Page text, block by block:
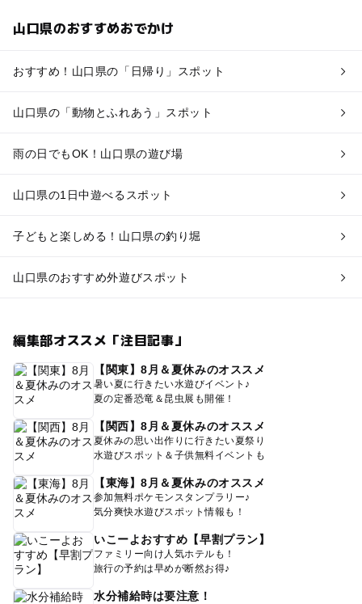
山口県のおすすめおでかけ
おすすめ！山口県の「日帰り」スポット
山口県の「動物とふれあう」スポット
雨の日でもOK！山口県の遊び場
山口県の1日中遊べるスポット
子どもと楽しめる！山口県の釣り堀
山口県のおすすめ外遊びスポット
編集部オススメ「注目記事」
【関東】8月＆夏休みのオススメ
暑い夏に行きたい水遊びイベント♪
夏の定番恐竜＆昆虫展も開催！
【関西】8月＆夏休みのオススメ
夏休みの思い出作りに行きたい夏祭り
水遊びスポット＆子供無料イベントも
【東海】8月＆夏休みのオススメ
参加無料ポケモンスタンプラリー♪
気分爽快水遊びスポット情報も！
いこーよおすすめ【早割プラン】
ファミリー向け人気ホテルも！
旅行の予約は早めが断然お得♪
水分補給時は要注意！